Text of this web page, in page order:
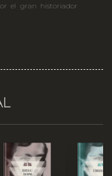
el gran historiador